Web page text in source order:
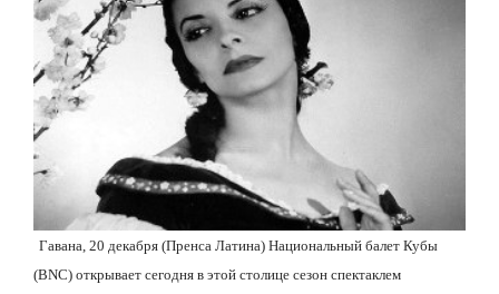
Гавана, 20 декабря (Пренса Латина) Национальный балет Кубы
(BNC) открывает сегодня в этой столице сезон спектаклем